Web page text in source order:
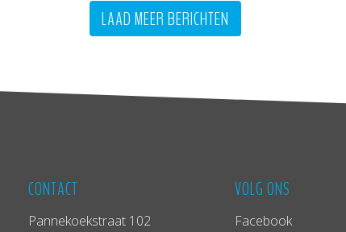
LAAD MEER BERICHTEN
CONTACT
Pannekoekstraat 102
VOLG ONS
Facebook